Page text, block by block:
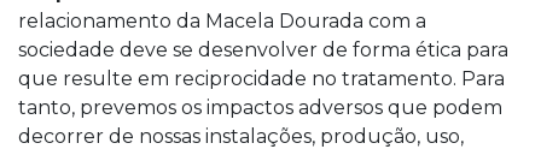
relacionamento da Macela Dourada com a
sociedade deve se desenvolver de forma ética para
que resulte em reciprocidade no tratamento. Para
tanto, prevemos os impactos adversos que podem
decorrer de nossas instalações, produção, uso,